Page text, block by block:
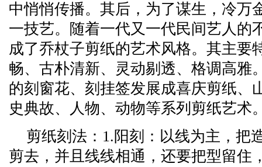
中悄悄传播。其后，为了谋生，冷万
一技艺。随着一代又一代民间艺人的
成了乔杖子剪纸的艺术风格。其主要
畅、古朴清新、灵动剔透、格调高雅
的刻窗花、刻挂签发展成喜庆剪纸、
史典故、人物、动物等系列剪纸艺术
剪纸刻法：1.阳刻：以线为主，把
剪去，并且线线相通，还要把型留住